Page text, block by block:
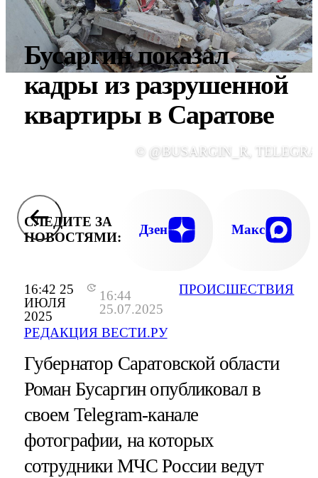
16:42 25
ИЮЛЯ
2025
16:44
25.07.2025
РЕДАКЦИЯ ВЕСТИ.РУ
ПРОИСШЕСТВИЯ
Бусаргин показал
кадры из разрушенной
квартиры в Саратове
© @BUSARGIN_R,
СЛЕДИТЕ ЗА
НОВОСТЯМИ:
Дзен Макс
Губернатор Саратовской области
Роман Бусаргин опубликовал в
своем Telegram-канале
фотографии, на которых
сотрудники МЧС России ведут